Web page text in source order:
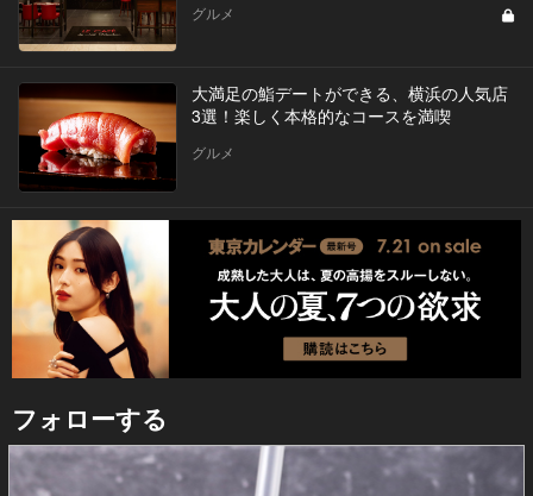
グルメ
大満足の鮨デートができる、横浜の人気店
3選！楽しく本格的なコースを満喫
グルメ
フォローする